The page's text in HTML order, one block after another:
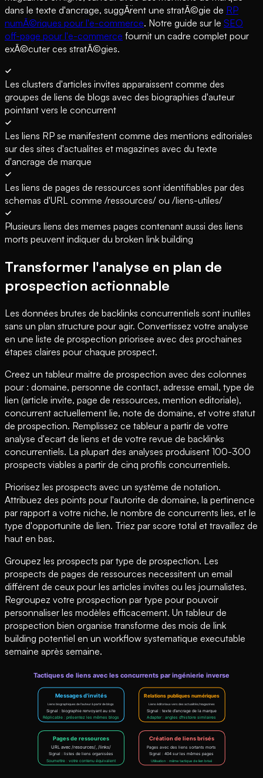
dans le texte d'ancrage, suggÃ¨rent une stratÃ©gie de RP
numÃ©riques pour l'e-commerce. Notre guide sur le SEO
off-page pour l'e-commerce fournit un cadre complet pour
exÃ©cuter ces stratÃ©gies.
Les clusters d'articles invites apparaissent comme des
groupes de liens de blogs avec des biographies d'auteur
pointant vers le concurrent
Les liens RP se manifestent comme des mentions editoriales
sur des sites d'actualites et magazines avec du texte
d'ancrage de marque
Les liens de pages de ressources sont identifiables par des
schemas d'URL comme /ressources/ ou /liens-utiles/
Plusieurs liens des memes pages contenant aussi des liens
morts peuvent indiquer du broken link building
Transformer l'analyse en plan de
prospection actionnable
Les données brutes de backlinks concurrentiels sont inutiles
sans un plan structure pour agir. Convertissez votre analyse
en une liste de prospection priorisee avec des prochaines
étapes claires pour chaque prospect.
Creez un tableur maitre de prospection avec des colonnes
pour : domaine, personne de contact, adresse email, type de
lien (article invite, page de ressources, mention editoriale),
concurrent actuellement lie, note de domaine, et votre statut
de prospection. Remplissez ce tableur a partir de votre
analyse d'ecart de liens et de votre revue de backlinks
concurrentiels. La plupart des analyses produisent 100-300
prospects viables a partir de cinq profils concurrentiels.
Priorisez les prospects avec un système de notation.
Attribuez des points pour l'autorite de domaine, la pertinence
par rapport a votre niche, le nombre de concurrents lies, et le
type d'opportunite de lien. Triez par score total et travaillez de
haut en bas.
Groupez les prospects par type de prospection. Les
prospects de pages de ressources necessitent un email
différent de ceux pour les articles invites ou les journalistes.
Regroupez votre prospection par type pour pouvoir
personnaliser les modèles efficacement. Un tableur de
prospection bien organise transforme des mois de link
building potentiel en un workflow systematique executable
semaine après semaine.